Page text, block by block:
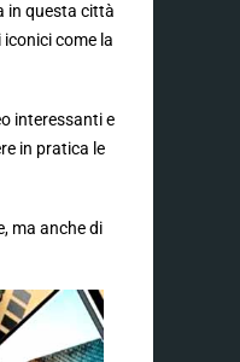
in questa città
come la
interessanti e
in pratica le
ma anche di